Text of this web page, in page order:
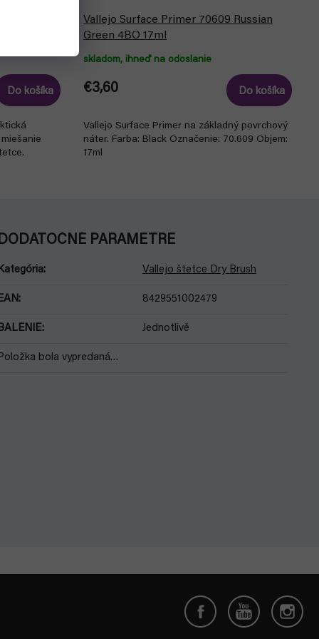
Do košíka
Vallejo Surface Primer 70609 Russian
Green 4BO 17ml
skladom, ihneď na odoslanie
€3,60 Do košíka
Vallejo Surface Primer na základný povrchový
náter. Farba: Black Označenie: 70.609 Objem:
17ml
PARAMETRE
: Vallejo štetce Dry Brush
: 8429551002479
: Jednotlivě
bola vypredaná…